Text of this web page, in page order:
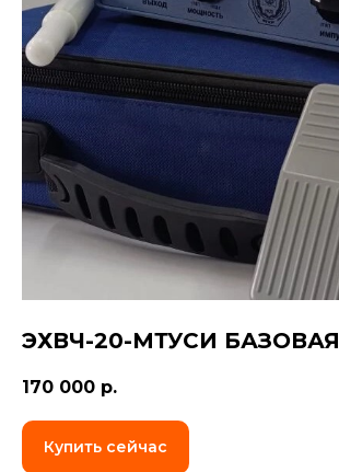
ЭХВЧ-20-МТУСИ БАЗОВАЯ
170 000 р.
Купить сейчас